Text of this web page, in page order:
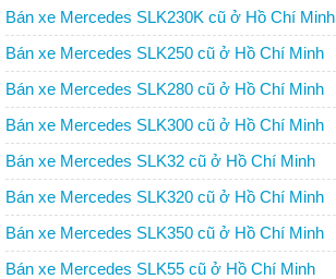
Bán xe Mercedes SLK230K cũ ở Hồ Chí Minh
Bán xe Mercedes SLK250 cũ ở Hồ Chí Minh
Bán xe Mercedes SLK280 cũ ở Hồ Chí Minh
Bán xe Mercedes SLK300 cũ ở Hồ Chí Minh
Bán xe Mercedes SLK32 cũ ở Hồ Chí Minh
Bán xe Mercedes SLK320 cũ ở Hồ Chí Minh
Bán xe Mercedes SLK350 cũ ở Hồ Chí Minh
Bán xe Mercedes SLK55 cũ ở Hồ Chí Minh